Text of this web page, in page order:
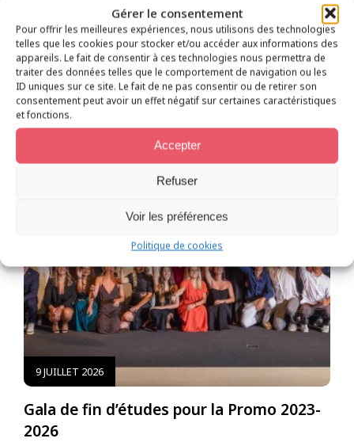
Gérer le consentement
Pour offrir les meilleures expériences, nous utilisons des technologies
telles que les cookies pour stocker et/ou accéder aux informations des
appareils. Le fait de consentir à ces technologies nous permettra de
traiter des données telles que le comportement de navigation ou les
ID uniques sur ce site. Le fait de ne pas consentir ou de retirer son
consentement peut avoir un effet négatif sur certaines caractéristiques
et fonctions.
Accepter
Refuser
Voir les préférences
Politique de cookies
Toute l’actualité
9 JUILLET 2026
Gala de fin d’études pour la Promo 2023-
2026